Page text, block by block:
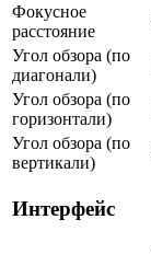
Фокусное
расстояние
Угол обзора (по
диагонали)
Угол обзора (по
горизонтали)
Угол обзора (по
вертикали)
Интерфейс